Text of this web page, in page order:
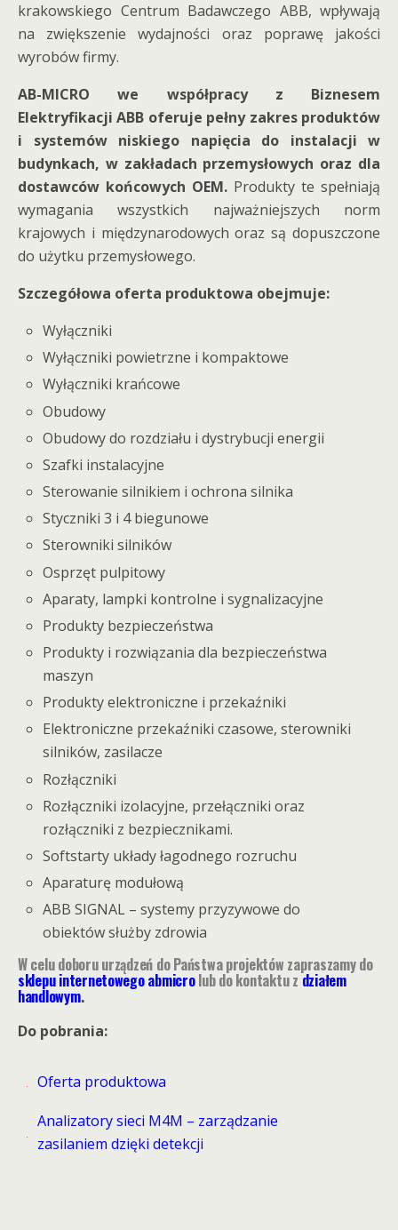
krakowskiego Centrum Badawczego ABB, wpływają
na zwiększenie wydajności oraz poprawę jakości
wyrobów firmy.
AB-MICRO we współpracy z Biznesem
Elektryfikacji ABB oferuje pełny zakres produktów
i systemów niskiego napięcia do instalacji w
budynkach, w zakładach przemysłowych oraz dla
dostawców końcowych OEM. Produkty te spełniają
wymagania wszystkich najważniejszych norm
krajowych i międzynarodowych oraz są dopuszczone
do użytku przemysłowego.
Szczegółowa oferta produktowa obejmuje:
Wyłączniki
Wyłączniki powietrzne i kompaktowe
Wyłączniki krańcowe
Obudowy
Obudowy do rozdziału i dystrybucji energii
Szafki instalacyjne
Sterowanie silnikiem i ochrona silnika
Styczniki 3 i 4 biegunowe
Sterowniki silników
Osprzęt pulpitowy
Aparaty, lampki kontrolne i sygnalizacyjne
Produkty bezpieczeństwa
Produkty i rozwiązania dla bezpieczeństwa
maszyn
Produkty elektroniczne i przekaźniki
Elektroniczne przekaźniki czasowe, sterowniki
silników, zasilacze
Rozłączniki
Rozłączniki izolacyjne, przełączniki oraz
rozłączniki z bezpiecznikami.
Softstarty układy łagodnego rozruchu
Aparaturę modułową
ABB SIGNAL – systemy przyzywowe do
obiektów służby zdrowia
W celu doboru urządzeń do Państwa projektów zapraszamy do
sklepu internetowego abmicrolub do kontaktu zdziałem
handlowym.
Do pobrania:
Oferta produktowa
Analizatory sieci M4M – zarządzanie
zasilaniem dzięki detekcji